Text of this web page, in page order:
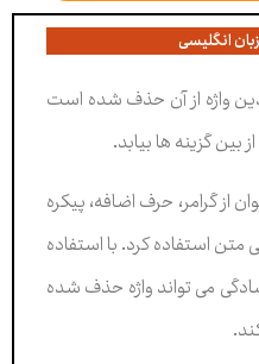
واژه از آن حذف شده است
گزینه ها بیابد.
از گرامر، حرف اضافه، پیکره
متن استفاده کرد. با استفاده
می تواند واژه حذف شده